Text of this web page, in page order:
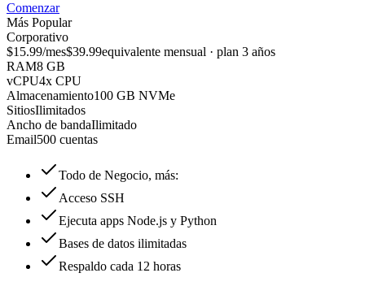
Comenzar
Más Popular
Corporativo
$15.99/mes$39.99equivalente mensual · plan 3 años
RAM8 GB
vCPU4x CPU
Almacenamiento100 GB NVMe
SitiosIlimitados
Ancho de bandaIlimitado
Email500 cuentas
Todo de Negocio, más:
Acceso SSH
Ejecuta apps Node.js y Python
Bases de datos ilimitadas
Respaldo cada 12 horas